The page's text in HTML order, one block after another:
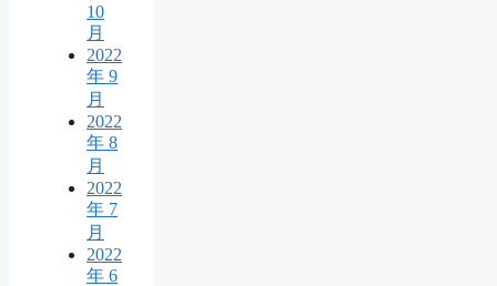
10
月
2022
年 9
月
2022
年 8
月
2022
年 7
月
2022
年 6